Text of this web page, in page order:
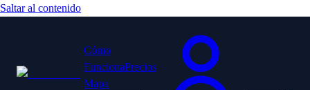
Saltar al contenido
Cómo
FuncionaPrecios
Mapa